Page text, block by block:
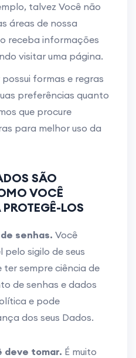
talvez Você não
áreas de nossa
receba informações
visitar uma página.
formas e regras
preferências quanto
que procure
para melhor uso da
SÃO
VOCÊ
LOS
senhas. Você
sigilo de seus
ter sempre ciência de
de senhas e dados
e pode
dos seus Dados.
deve tomar. É muito